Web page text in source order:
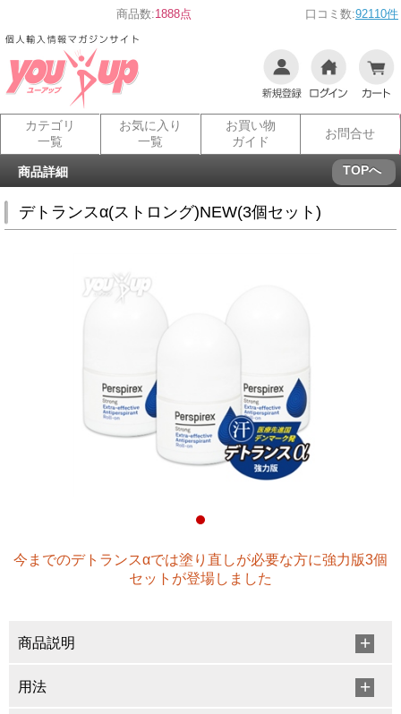
商品数:1888点 口コミ数:92110件
カテゴリ
一覧
お気に入り
一覧
お買い物
ガイド
お問合せ
商品詳細 TOPへ
デトランスα(ストロング)NEW(3個セット)
今までのデトランスαでは塗り直しが必要な方に強力版3個
セットが登場しました
商品説明
用法